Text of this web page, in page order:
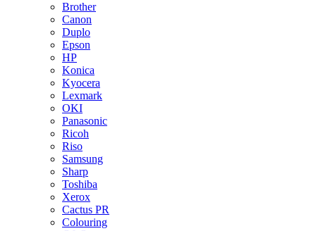
Brother
Canon
Duplo
Epson
HP
Konica
Kyocera
Lexmark
OKI
Panasonic
Ricoh
Riso
Samsung
Sharp
Toshiba
Xerox
Cactus PR
Colouring